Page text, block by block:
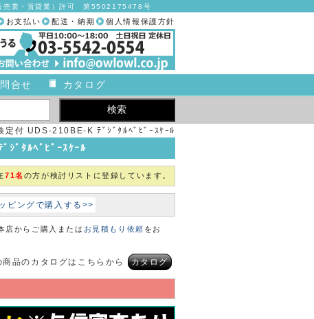
売業・賃貸業）許可 第5502175478号
個人情報保護方針
配送・納期
お支払い
合せ カタログ
定付 UDS-210BE-K ﾃﾞｼﾞﾀﾙﾍﾞﾋﾞｰｽｹｰﾙ
ｼﾞﾀﾙﾍﾞﾋﾞｰｽｹｰﾙ
71名 の方が検討リストに登録しています。
ピングで購入する>>
店からご購入または お見積もり依頼 をお
商品のカタログはこちらから カタログ